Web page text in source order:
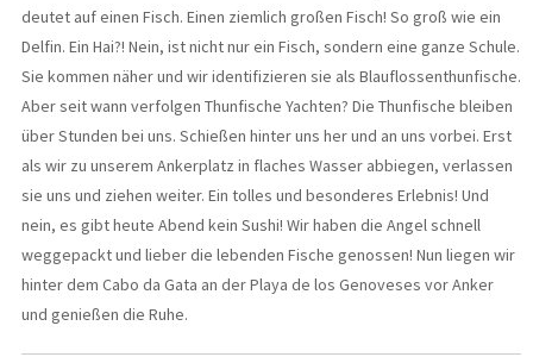
deutet auf einen Fisch. Einen ziemlich großen Fisch! So groß wie ein
Delfin. Ein Hai?! Nein, ist nicht nur ein Fisch, sondern eine ganze Schule.
Sie kommen näher und wir identifizieren sie als Blauflossenthunfische.
Aber seit wann verfolgen Thunfische Yachten? Die Thunfische bleiben
über Stunden bei uns. Schießen hinter uns her und an uns vorbei. Erst
als wir zu unserem Ankerplatz in flaches Wasser abbiegen, verlassen
sie uns und ziehen weiter. Ein tolles und besonderes Erlebnis! Und
nein, es gibt heute Abend kein Sushi! Wir haben die Angel schnell
weggepackt und lieber die lebenden Fische genossen! Nun liegen wir
hinter dem Cabo da Gata an der Playa de los Genoveses vor Anker
und genießen die Ruhe.